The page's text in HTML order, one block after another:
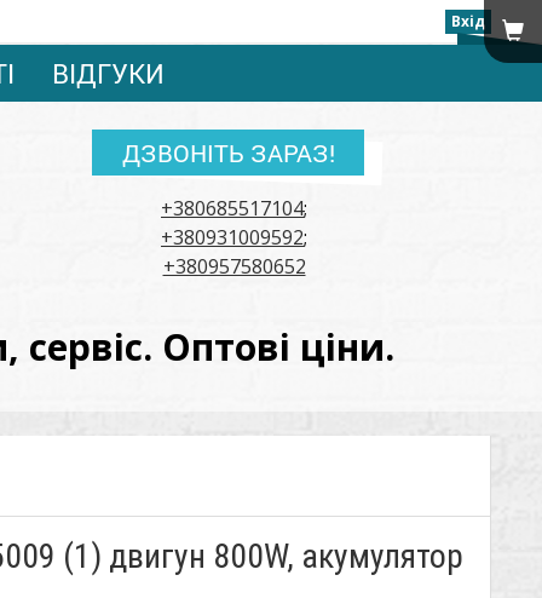
Вхід
ВІДГУКИ
ДЗВОНІТЬ ЗАРАЗ!
+380685517104;
+380931009592;
+380957580652
Оптові ціни.
(1) двигун 800W, акумулятор